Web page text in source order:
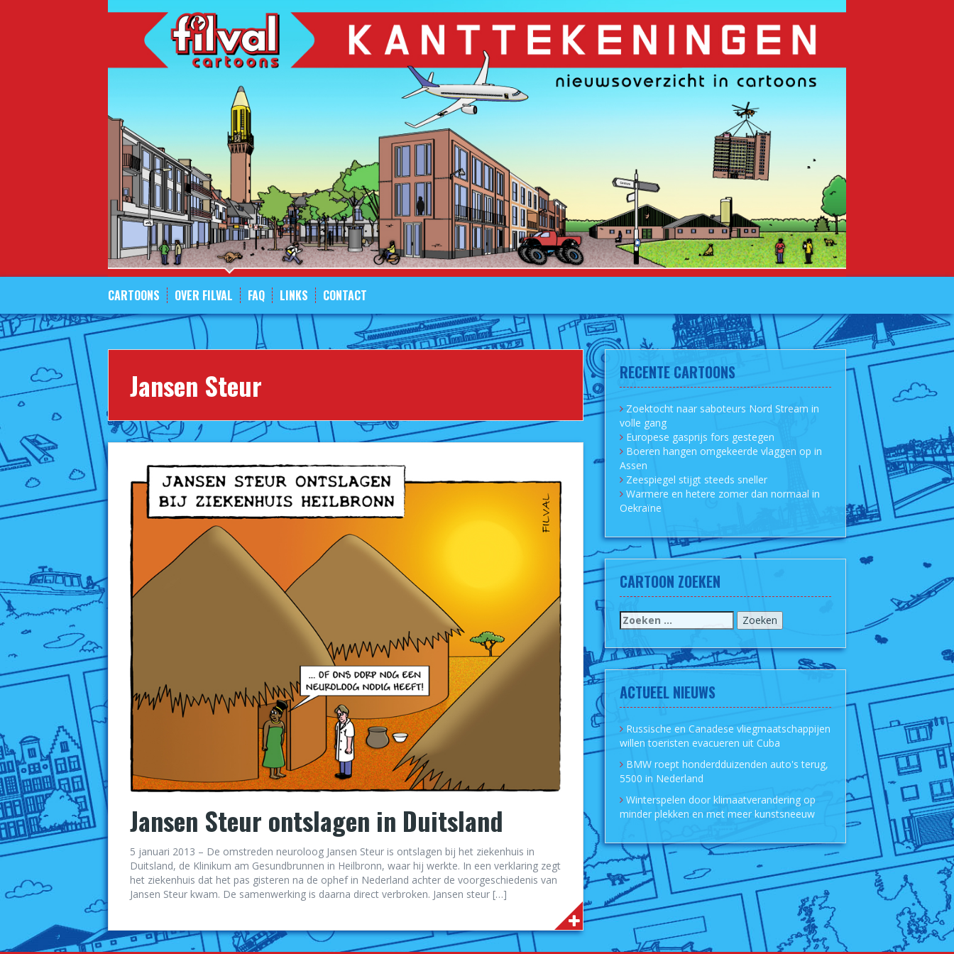
CARTOONS OVER FILVAL FAQ LINKS CONTACT
Jansen Steur
Jansen Steur ontslagen in Duitsland
5 januari 2013 – De omstreden neuroloog Jansen Steur is ontslagen bij het ziekenhuis in
Duitsland, de Klinikum am Gesundbrunnen in Heilbronn, waar hij werkte. In een verklaring zegt
het ziekenhuis dat het pas gisteren na de ophef in Nederland achter de voorgeschiedenis van
Jansen Steur kwam. De samenwerking is daarna direct verbroken. Jansen steur […]
RECENTE CARTOONS
Zoektocht naar saboteurs Nord Stream in
volle gang
Europese gasprijs fors gestegen
Boeren hangen omgekeerde vlaggen op in
Assen
Zeespiegel stijgt steeds sneller
Warmere en hetere zomer dan normaal in
Oekraïne
CARTOON ZOEKEN
Zoeken
naar:
ACTUEEL NIEUWS
Russische en Canadese vliegmaatschappijen
willen toeristen evacueren uit Cuba
BMW roept honderdduizenden auto's terug,
5500 in Nederland
Winterspelen door klimaatverandering op
minder plekken en met meer kunstsneeuw